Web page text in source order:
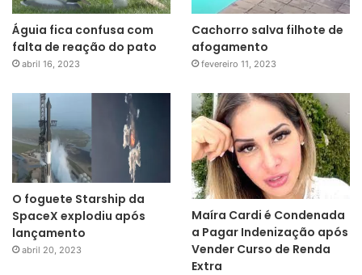
Águia fica confusa com
falta de reação do pato
abril 16, 2023
Cachorro salva filhote de
afogamento
fevereiro 11, 2023
O foguete Starship da
SpaceX explodiu após
lançamento
abril 20, 2023
Maíra Cardi é Condenada
a Pagar Indenização após
Vender Curso de Renda
Extra